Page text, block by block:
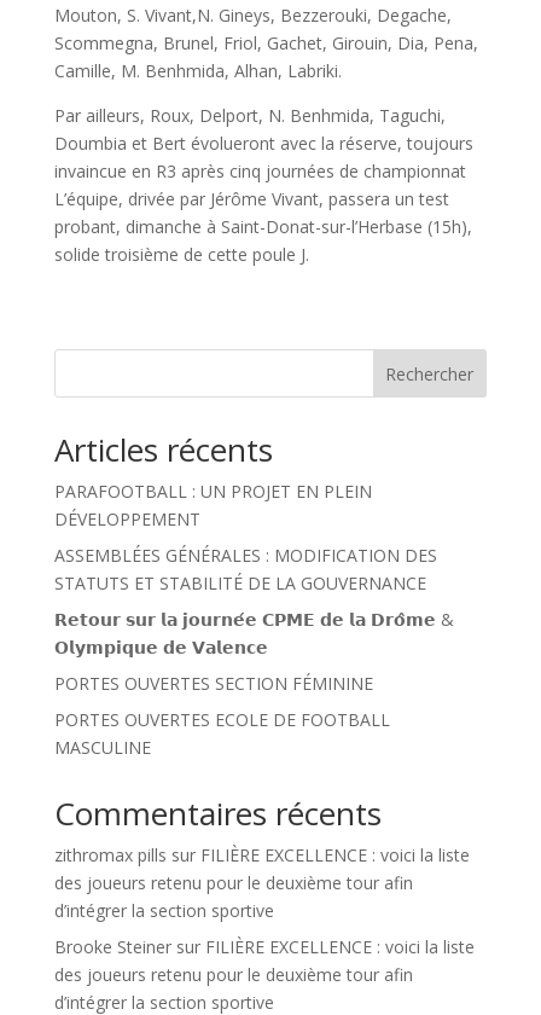
Mouton, S. Vivant,N. Gineys, Bezzerouki, Degache,
Scommegna, Brunel, Friol, Gachet, Girouin, Dia, Pena,
Camille, M. Benhmida, Alhan, Labriki.
Par ailleurs, Roux, Delport, N. Benhmida, Taguchi,
Doumbia et Bert évolueront avec la réserve, toujours
invaincue en R3 après cinq journées de championnat
L’équipe, drivée par Jérôme Vivant, passera un test
probant, dimanche à Saint-Donat-sur-l’Herbase (15h),
solide troisième de cette poule J.
Rechercher
Articles récents
PARAFOOTBALL : UN PROJET EN PLEIN
DÉVELOPPEMENT
ASSEMBLÉES GÉNÉRALES : MODIFICATION DES
STATUTS ET STABILITÉ DE LA GOUVERNANCE
𝗥𝗲𝘁𝗼𝘂𝗿 𝘀𝘂𝗿 𝗹𝗮 𝗷𝗼𝘂𝗿𝗻𝗲́𝗲 𝗖𝗣𝗠𝗘 𝗱𝗲 𝗹𝗮 𝗗𝗿𝗼̂𝗺𝗲 &
𝗢𝗹𝘆𝗺𝗽𝗶𝗾𝘂𝗲 𝗱𝗲 𝗩𝗮𝗹𝗲𝗻𝗰𝗲
PORTES OUVERTES SECTION FÉMININE
PORTES OUVERTES ECOLE DE FOOTBALL
MASCULINE
Commentaires récents
zithromax pills sur FILIÈRE EXCELLENCE : voici la liste
des joueurs retenu pour le deuxième tour afin
d’intégrer la section sportive
Brooke Steinersur FILIÈRE EXCELLENCE : voici la liste
des joueurs retenu pour le deuxième tour afin
d’intégrer la section sportive